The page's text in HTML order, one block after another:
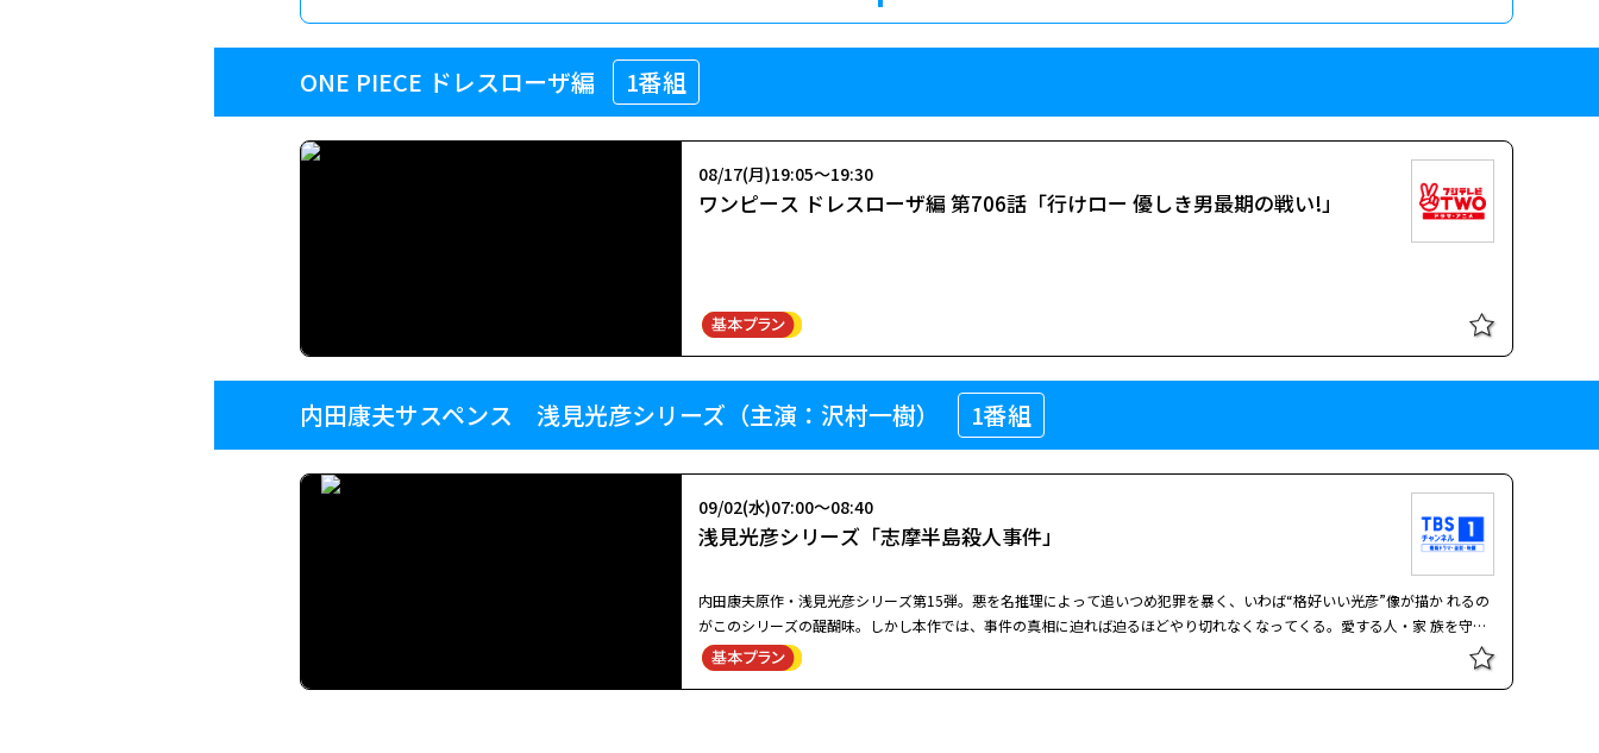
ONE PIECE ドレスローザ編 1番組
ワンピース ドレスローザ編 第706話「行けロー 優しき男最期の戦い!」
08/17(月)19:05～19:30
内田康夫サスペンス 浅見光彦シリーズ（主演：沢村一樹） 1番組
浅見光彦シリーズ「志摩半島殺人事件」
09/02(水)07:00～08:40
内田康夫原作・浅見光彦シリーズ第15弾。悪を名推理によって追いつめ犯罪を暴く、いわば“格好いい光彦”像が描か れるの
がこのシリーズの醍醐味。しかし本作では、事件の真相に迫れば迫るほどやり切れなくなってくる。愛する人・家 族を守る
ための悲しい犯罪に“果たして正義とは何なのか？”と苦悩する人間・光彦の切ない心情に心打たれるは ず。前作から浅見光
彦役を引き継いだ沢村一樹のハマリ役ぶりと、ハイビジョンによる水中撮影など見どころも満載。 日本の海の中でも美しい